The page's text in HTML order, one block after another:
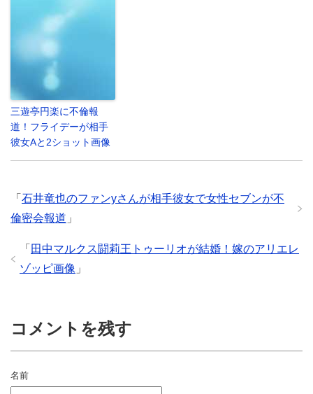
三遊亭円楽に不倫報
道！フライデーが相手
彼女Aと2ショット画像
「 石井竜也のファンyさんが相手彼女で女性セブンが不
倫密会報道 」
「 田中マルクス闘莉王トゥーリオが結婚！嫁のアリエレ
ゾッピ画像 」
コメントを残す
名前